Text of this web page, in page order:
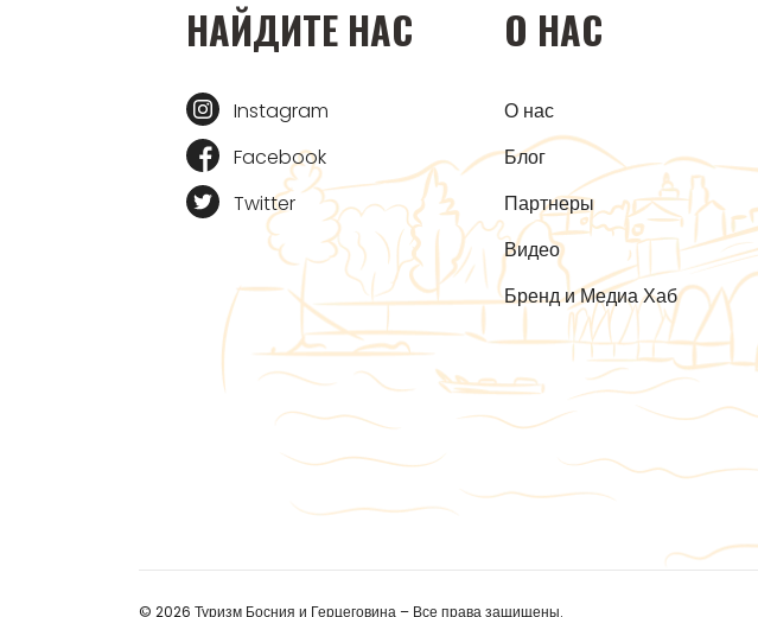
НАЙДИТЕ НАС
Instagram
Facebook
Twitter
О НАС
О нас
Блог
Партнеры
Видео
Бренд и Медиа Хаб
© 2026 Туризм Босния и Герцеговина – Все права защищены.